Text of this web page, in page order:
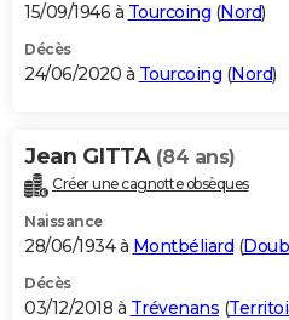
15/09/1946 à Tourcoing (Nord)
Décès
24/06/2020 à Tourcoing (Nord)
Jean GITTA (84 ans)
Créer une cagnotte obsèques
Naissance
28/06/1934 à Montbéliard (
Décès
03/12/2018 à Trévenans (